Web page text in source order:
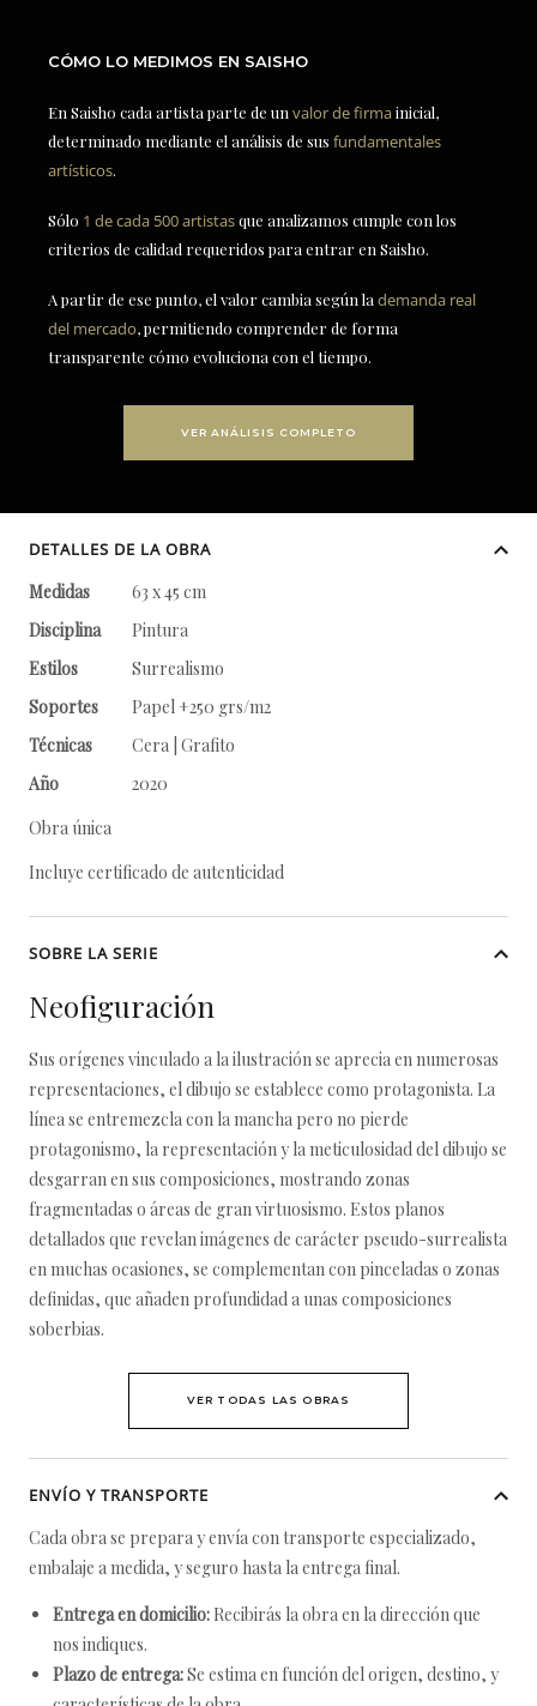
CÓMO LO MEDIMOS EN SAISHO
En Saisho cada artista parte de un valor de firmainicial,
determinado mediante el análisis de sus fundamentales
artísticos.
Sólo 1 de cada 500 artistasque analizamos cumple con los
criterios de calidad requeridos para entrar en Saisho.
A partir de ese punto, el valor cambia según la demanda real
del mercado, permitiendo comprender de forma
transparente cómo evoluciona con el tiempo.
VER ANÁLISIS COMPLETO
DETALLES DE LA OBRA
Medidas
63 x 45 cm
Disciplina
Pintura
Estilos
Surrealismo
Soportes
Papel +250 grs/m2
Técnicas
Cera | Grafito
Año
2020
Obra única
Incluye certificado de autenticidad
SOBRE LA SERIE
Neofiguración
Sus orígenes vinculado a la ilustración se aprecia en numerosas
representaciones, el dibujo se establece como protagonista. La
línea se entremezcla con la mancha pero no pierde
protagonismo, la representación y la meticulosidad del dibujo se
desgarran en sus composiciones, mostrando zonas
fragmentadas o áreas de gran virtuosismo. Estos planos
detallados que revelan imágenes de carácter pseudo-surrealista
en muchas ocasiones, se complementan con pinceladas o zonas
definidas, que añaden profundidad a unas composiciones
soberbias.
VER TODAS LAS OBRAS
ENVÍO Y TRANSPORTE
Cada obra se prepara y envía con transporte especializado,
embalaje a medida, y seguro hasta la entrega final.
Entrega en domicilio: Recibirás la obra en la dirección que
nos indiques.
Plazo de entrega:Se estima en función del origen, destino, y